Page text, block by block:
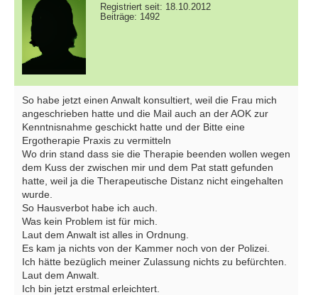
Registriert seit: 18.10.2012
Beiträge: 1492
So habe jetzt einen Anwalt konsultiert, weil die Frau mich
angeschrieben hatte und die Mail auch an der AOK zur
Kenntnisnahme geschickt hatte und der Bitte eine
Ergotherapie Praxis zu vermitteln
Wo drin stand dass sie die Therapie beenden wollen wegen
dem Kuss der zwischen mir und dem Pat statt gefunden
hatte, weil ja die Therapeutische Distanz nicht eingehalten
wurde.
So Hausverbot habe ich auch.
Was kein Problem ist für mich.
Laut dem Anwalt ist alles in Ordnung.
Es kam ja nichts von der Kammer noch von der Polizei.
Ich hätte bezüglich meiner Zulassung nichts zu befürchten.
Laut dem Anwalt.
Ich bin jetzt erstmal erleichtert.